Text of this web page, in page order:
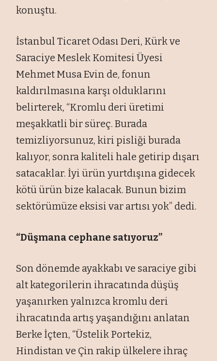
konuştu.
İstanbul Ticaret Odası Deri, Kürk ve
Saraciye Meslek Komitesi Üyesi
Mehmet Musa Evin de, fonun
kaldırılmasına karşı olduklarını
belirterek, “Kromlu deri üretimi
meşakkatli bir süreç. Burada
temizliyorsunuz, kiri pisliği burada
kalıyor, sonra kaliteli hale getirip dışarı
satacaklar. İyi ürün yurtdışına gidecek
kötü ürün bize kalacak. Bunun bizim
sektörümüze eksisi var artısı yok” dedi.
“Düşmana cephane satıyoruz”
Son dönemde ayakkabı ve saraciye gibi
alt kategorilerin ihracatında düşüş
yaşanırken yalnızca kromlu deri
ihracatında artış yaşandığını anlatan
Berke İçten, “Üstelik Portekiz,
Hindistan ve Çin rakip ülkelere ihraç